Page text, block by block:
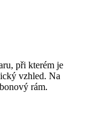
při kterém je
vzhled. Na
rám.